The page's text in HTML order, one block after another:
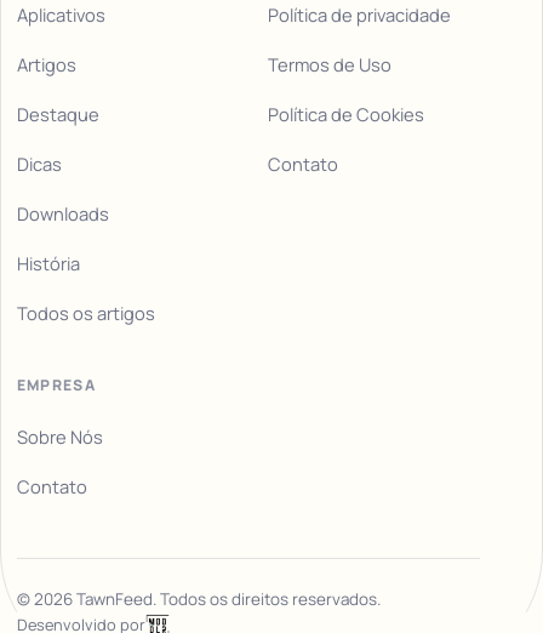
Aplicativos
Artigos
Destaque
Dicas
Downloads
História
Todos os artigos
Política de privacidade
Termos de Uso
Política de Cookies
Contato
EMPRESA
Sobre Nós
Contato
©2026TawnFeed. Todos os direitos reservados.
Desenvolvido por